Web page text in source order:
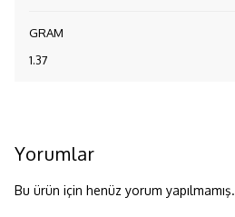
GRAM
1.37
Yorumlar
Bu ürün için henüz yorum yapılmamış.